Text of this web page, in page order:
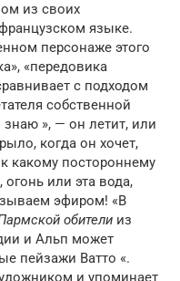
из своих
языке.
персонаже этого
«передовика
с подходом
собственной
знаю », — он летит, или
когда он хочет,
какому постороннему
огонь или эта вода,
эфиром! «В
обители из
и Альп может
пейзажи Ватто «.
и упоминает